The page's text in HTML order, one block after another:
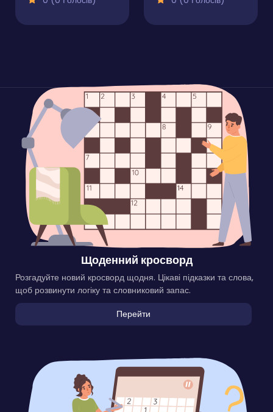
Щоденний кросворд
Розгадуйте новий кросворд щодня. Цікаві підказки та слова,
щоб розвинути логіку та словниковий запас.
Перейти